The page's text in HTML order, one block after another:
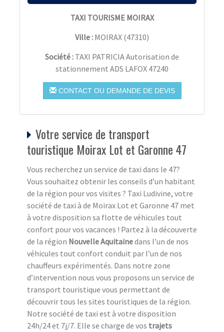
TAXI TOURISME MOIRAX
Ville : MOIRAX (47310)
Société : TAXI PATRICIA Autorisation de
stationnement ADS LAFOX 47240
CONTACT OU DEMANDE DE DEVIS
Votre service de transport
touristique Moirax Lot et Garonne 47
Vous recherchez un service de taxi dans le 47?
Vous souhaitez obtenir les conseils d’un habitant
de la région pour vos visites ? Taxi Ludivine, votre
société de taxi à de Moirax Lot et Garonne 47 met
à votre disposition sa flotte de véhicules tout
confort pour vos vacances ! Partez à la découverte
de la région Nouvelle Aquitainedans l’un de nos
véhicules tout confort conduit par l’un de nos
chauffeurs expérimentés. Dans notre zone
d’intervention nous vous proposons un service de
transport touristique vous permettant de
découvrir tous les sites touristiques de la région.
Notre société de taxi est à votre disposition
24h/24 et 7j/7. Elle se charge de vos trajets